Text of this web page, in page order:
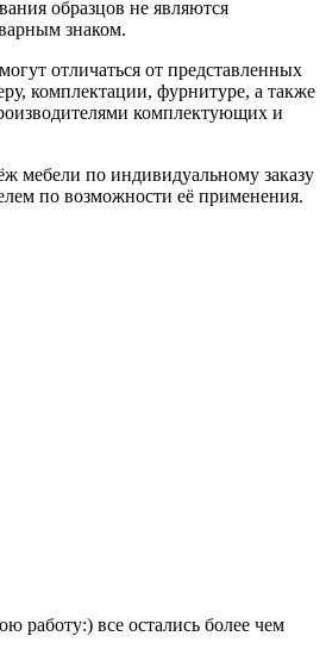
образцов не являются
знаком.
отличаться от представленных
комплектации, фурнитуре, а также
комплектующих и
мебели по индивидуальному заказу
по возможности её применения.
работу:) все остались более чем